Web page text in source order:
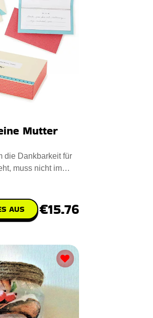
Mutter
die Dankbarkeit für
muss nicht im
AUS €15.76